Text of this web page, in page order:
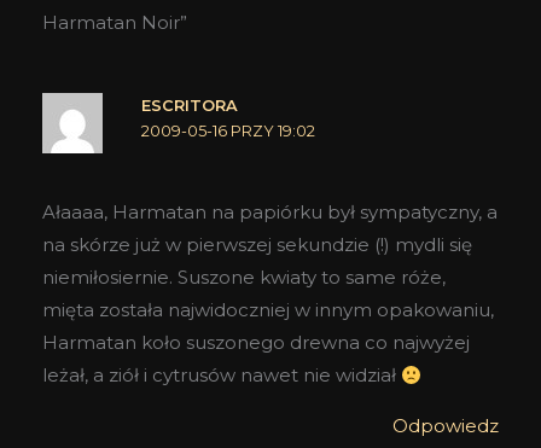
Harmatan Noir”
ESCRITORA
2009-05-16 PRZY 19:02
Ałaaaa, Harmatan na papiórku był sympatyczny, a
na skórze już w pierwszej sekundzie (!) mydli się
niemiłosiernie. Suszone kwiaty to same róże,
mięta została najwidoczniej w innym opakowaniu,
Harmatan koło suszonego drewna co najwyżej
leżał, a ziół i cytrusów nawet nie widział
Odpowiedz